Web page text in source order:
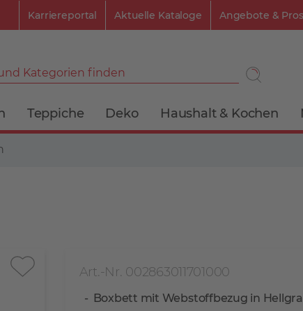
Karriereportal Aktuelle Kataloge Angebote &
Kategorien finden
Teppiche Deko Haushalt & Kochen
Art.-Nr. 002863011701000
Boxbett mit Webstoffbezug in